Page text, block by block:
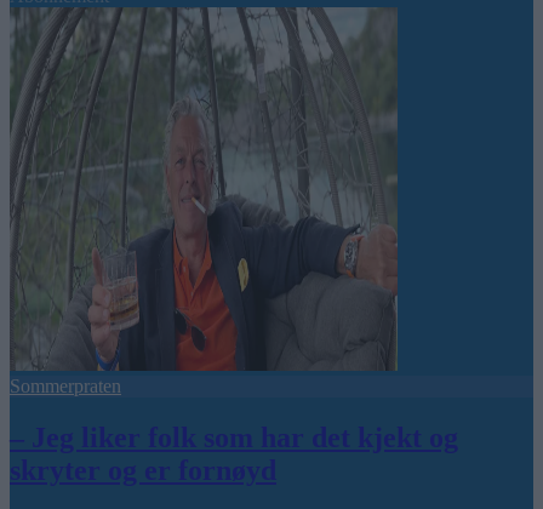
Sommerpraten
– Jeg liker folk som har det kjekt og
skryter og er fornøyd